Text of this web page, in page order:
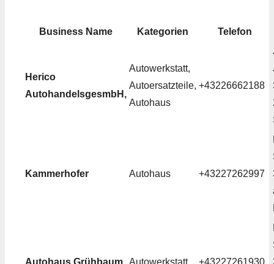
Business Name Kategorien Telefon
Herico
AutohandelsgesmbH,
Autowerkstatt,
Autoersatzteile,
Autohaus
+43226662188
Kammerhofer Autohaus +43227262997
Autohaus Grühbaum Autowerkstatt +43227261930